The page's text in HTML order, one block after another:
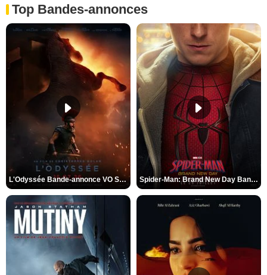
Top Bandes-annonces
L'Odyssée Bande-annonce VO STFR Spider-Man: Brand New Day Bande-annonce VO STFR